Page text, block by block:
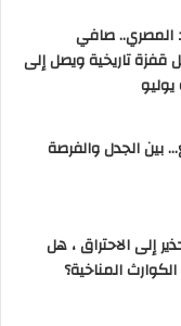
المصري.. صافي
قفزة تاريخية ويصل إلى
بين الجدل والفرصة
إلى الاحتراق ، هل
المناخية؟